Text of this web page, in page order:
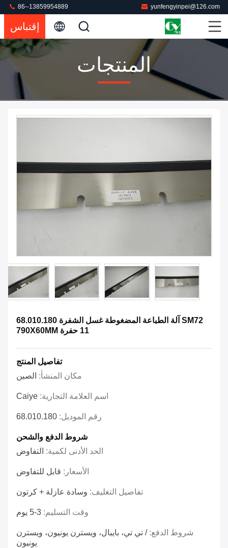
yunfengyinpei@126.com
86--13859954889
إقتباس
المنتجات
SM72 آلة الطباعة المضغوطة غسل الشفرة 68.010.180
11 حفرة 790X60MM
تفاصيل المنتج
مكان المنشأ: الصين
اسم العلامة التجارية: Caiye
رقم الموديل: 68.010.180
شروط الدفع والشحن
الحد الأدنى لكمية: التفاوض
الأسعار: قابل للتفاوض
تفاصيل التغليف: وسادة عازلة + كرتون
وقت التسليم: 3-5 يوم
شروط الدفع: / تي تي، بايبال، ويسترن يونيون، ويسترن
يونيون